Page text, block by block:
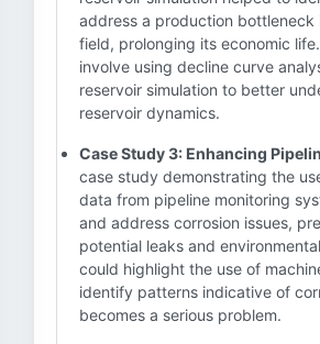
address a production bottleneck
field, prolonging its economic
involve using decline curve
reservoir simulation to better
reservoir dynamics.
Case Study 3: Enhancing
case study demonstrating the
data from pipeline monitoring
and address corrosion issues,
potential leaks and
could highlight the use of
identify patterns indicative of
becomes a serious problem.